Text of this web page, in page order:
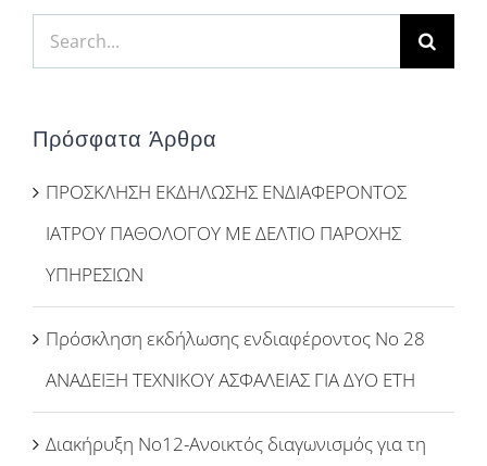
Search
for:
Πρόσφατα Άρθρα
ΠΡΟΣΚΛΗΣΗ ΕΚΔΗΛΩΣΗΣ ΕΝΔΙΑΦΕΡΟΝΤΟΣ
ΙΑΤΡΟΥ ΠΑΘΟΛΟΓΟΥ ΜΕ ΔΕΛΤΙΟ ΠΑΡΟΧΗΣ
ΥΠΗΡΕΣΙΩΝ
Πρόσκληση εκδήλωσης ενδιαφέροντος Νο 28
ΑΝΑΔΕΙΞΗ ΤΕΧΝΙΚΟΥ ΑΣΦΑΛΕΙΑΣ ΓΙΑ ΔΥΟ ΕΤΗ
Διακήρυξη Νο12-Ανοικτός διαγωνισμός για τη